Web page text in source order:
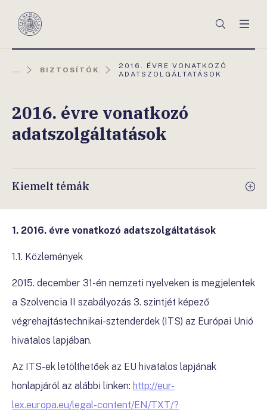
Magyar
Keresés
... BIZTOSÍTÓK
AKTUÁLIS
OLDAL:
2016. ÉVRE VONATKOZÓ
ADATSZOLGÁLTATÁSOK
2016. évre vonatkozó
adatszolgáltatások
Kiemelt témák
1. 2016. évre vonatkozó adatszolgáltatások
1.1. Közlemények
2015. december 31-én nemzeti nyelveken is megjelentek
a Szolvencia II szabályozás 3. szintjét képező
végrehajtástechnikai-sztenderdek (ITS) az Európai Unió
hivatalos lapjában.
Az ITS-ek letölthetőek az EU hivatalos lapjának
honlapjáról az alábbi linken: http://eur-
lex.europa.eu/legal-content/EN/TXT/?